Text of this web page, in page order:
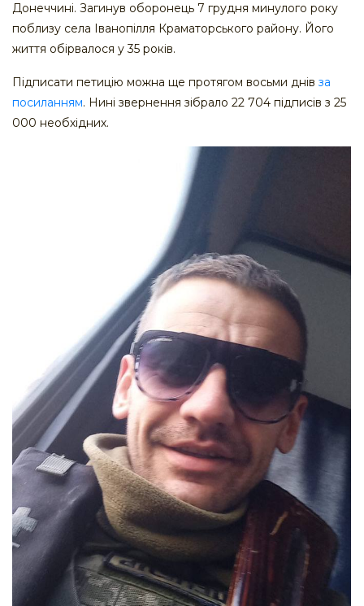
Донеччині. Загинув оборонець 7 грудня минулого року
поблизу села Іванопілля Краматорського району. Його
життя обірвалося у 35 років.
Підписати петицію можна ще протягом восьми днів за
посиланням. Нині звернення зібрало 22 704 підписів з 25
000 необхідних.